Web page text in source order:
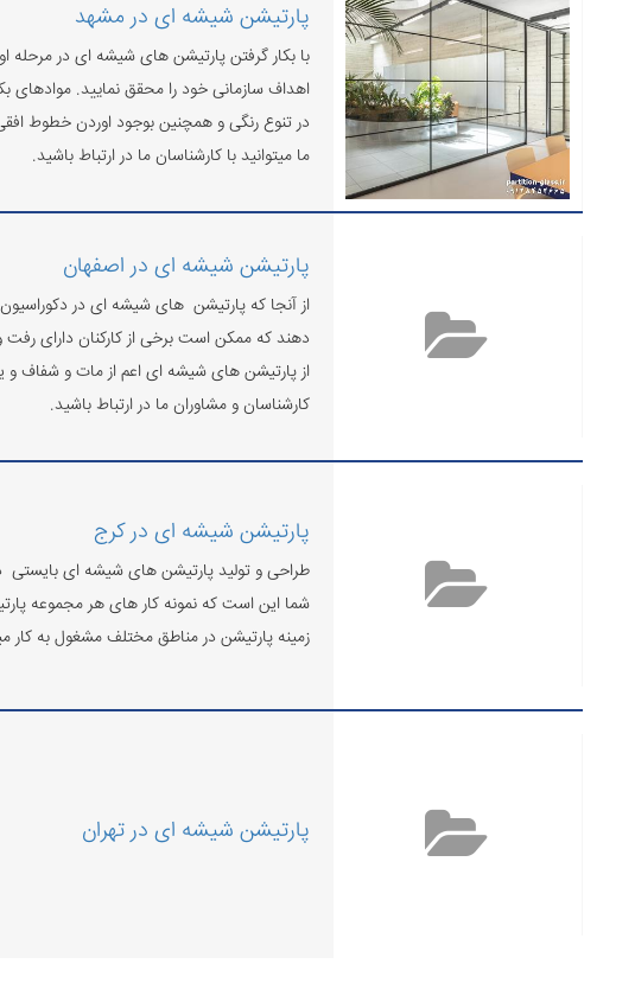
پارتیشن شیشه ای در مشهد
با بکار گرفتن پارتیشن های شیشه ای در مرحله
اهداف سازمانی خود را محقق نمایید. موادهای
در تنوع رنگی و همچنین بوجود اوردن خطوط
ما میتوانید با کارشناسان ما در ارتباط باشید.
پارتیشن شیشه ای در اصفهان
از آنجا که پارتیشن های شیشه ای در دکوراسیون
دهند که ممکن است برخی از کارکنان دارای رفت
از پارتیشن های شیشه ای اعم از مات و شفاف و
کارشناسان و مشاوران ما در ارتباط باشید.
پارتیشن شیشه ای در کرج
طراحی و تولید پارتیشن های شیشه ای
شما این است که نمونه کار های هر مجموعه
زمینه پارتیشن در مناطق مختلف مشغول به کار
پارتیشن شیشه ای در تهران